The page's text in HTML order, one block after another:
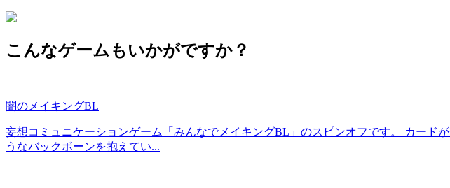
こんなゲームもいかがですか？
闇のメイキングBL
妄想コミュニケーションゲーム「みんなでメイキングBL」のスピンオフです。 カード
うなバックボーンを抱えてい...